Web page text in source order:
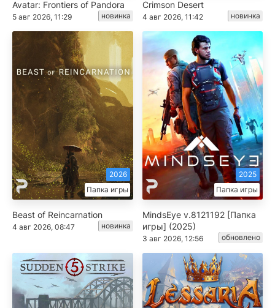
Avatar: Frontiers of Pandora
5 авг 2026, 11:29 новинка
Crimson Desert
4 авг 2026, 11:42 новинка
Папка игры
2026
Beast of Reincarnation
4 авг 2026, 08:47 новинка
Папка игры
2025
MindsEye v.8121192 [Папка
игры] (2025)
3 авг 2026, 12:56 обновлено